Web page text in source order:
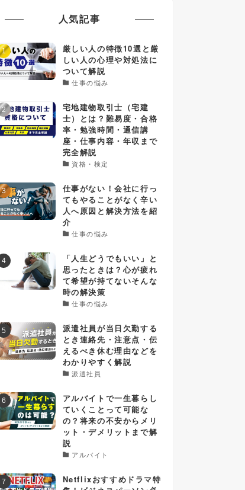
人気記事
厳しい人の特徴10選と厳
しい人の心理や対処法に
ついて解説
仕事の悩み
宅地建物取引士（宅建
士）とは？難易度・合格
率・勉強時間・通信講
座・仕事内容・年収まで
完全解説
資格・検定
仕事がない！会社に行っ
てもやることがなく辛い
人へ原因と解決方法を紹
介
仕事の悩み
「人生どうでもいい」と
思ったときは？心が疲れ
て希望が持てないそんな
時の解決策
仕事の悩み
派遣社員が当日欠勤する
とき連絡先・注意点・伝
えるべき休む理由などを
わかりやすく解説
派遣社員
アルバイトで一生暮らし
ていくことって可能な
の？将来の不安からメリ
ット・デメリットまで解
説
アルバイト
Netflixおすすめドラマ特